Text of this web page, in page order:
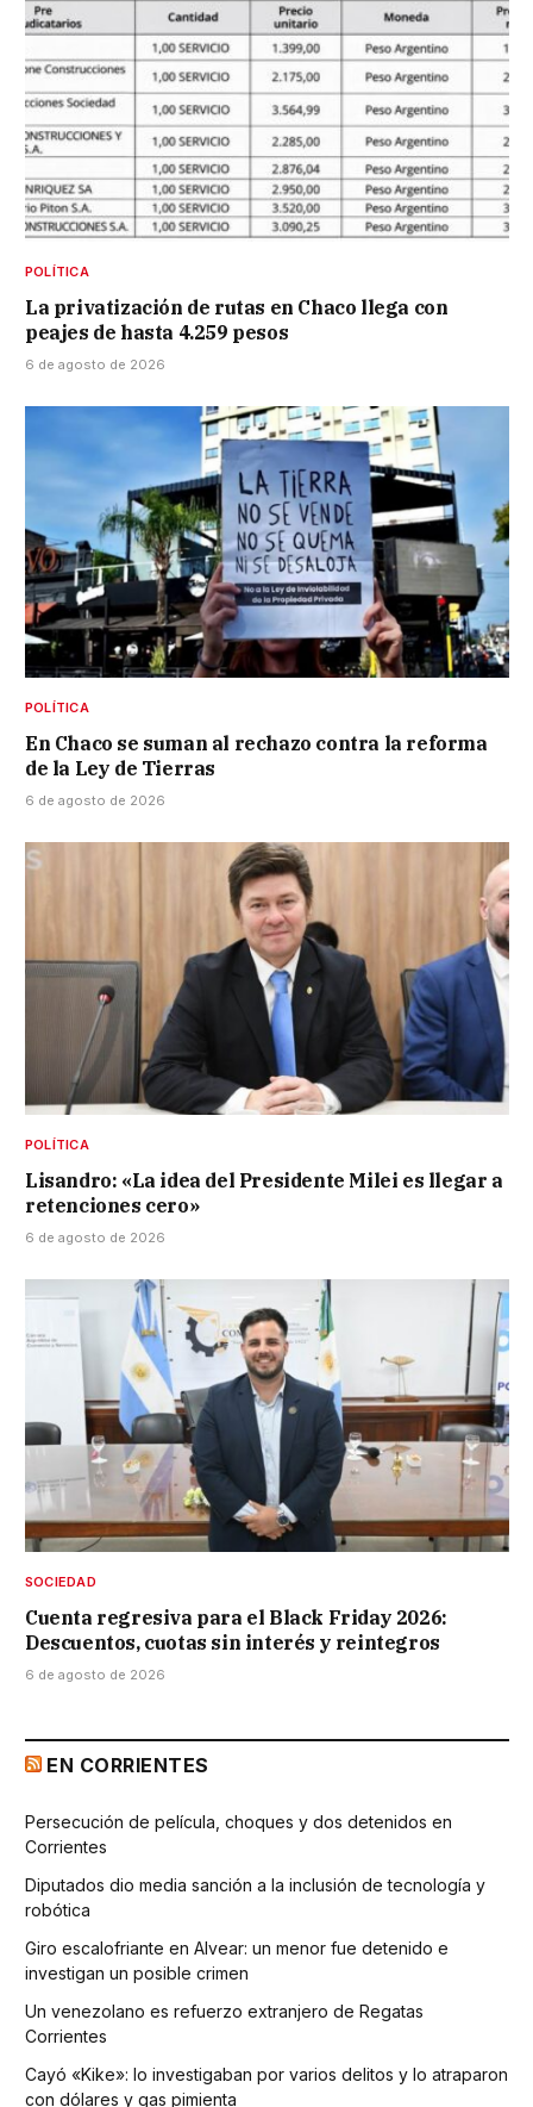
POLÍTICA
La privatización de rutas en Chaco llega con
peajes de hasta 4.259 pesos
6 de agosto de 2026
POLÍTICA
En Chaco se suman al rechazo contra la reforma
de la Ley de Tierras
6 de agosto de 2026
POLÍTICA
Lisandro: «La idea del Presidente Milei es llegar a
retenciones cero»
6 de agosto de 2026
SOCIEDAD
Cuenta regresiva para el Black Friday 2026:
Descuentos, cuotas sin interés y reintegros
6 de agosto de 2026
EN CORRIENTES
Persecución de película, choques y dos detenidos en
Corrientes
Diputados dio media sanción a la inclusión de tecnología y
robótica
Giro escalofriante en Alvear: un menor fue detenido e
investigan un posible crimen
Un venezolano es refuerzo extranjero de Regatas
Corrientes
Cayó «Kike»: lo investigaban por varios delitos y lo atraparon
con dólares y gas pimienta